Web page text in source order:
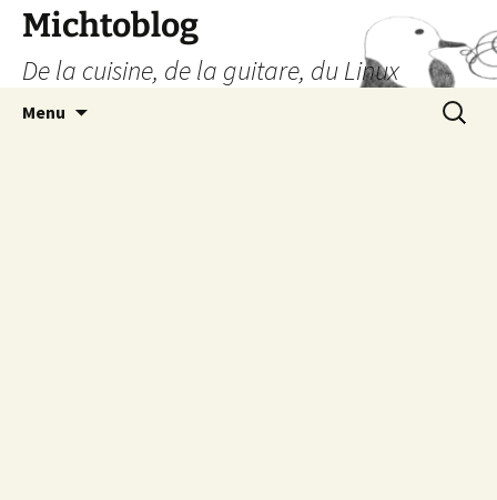
Aller
contenu
Michtoblog
De la cuisine, de la guitare, du Linux
Menu